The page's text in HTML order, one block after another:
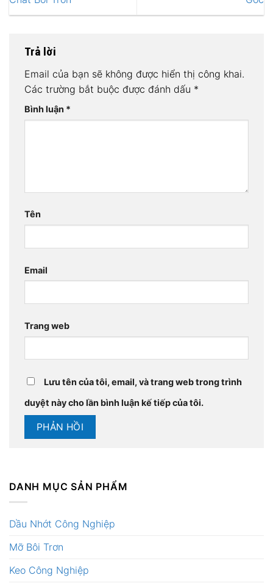
Trả lời
Email của bạn sẽ không được hiển thị công khai.
Các trường bắt buộc được đánh dấu *
Bình luận *
Tên
Email
Trang web
Lưu tên của tôi, email, và trang web trong trình
duyệt này cho lần bình luận kế tiếp của tôi.
DANH MỤC SẢN PHẨM
Dầu Nhớt Công Nghiệp
Mỡ Bôi Trơn
Keo Công Nghiệp